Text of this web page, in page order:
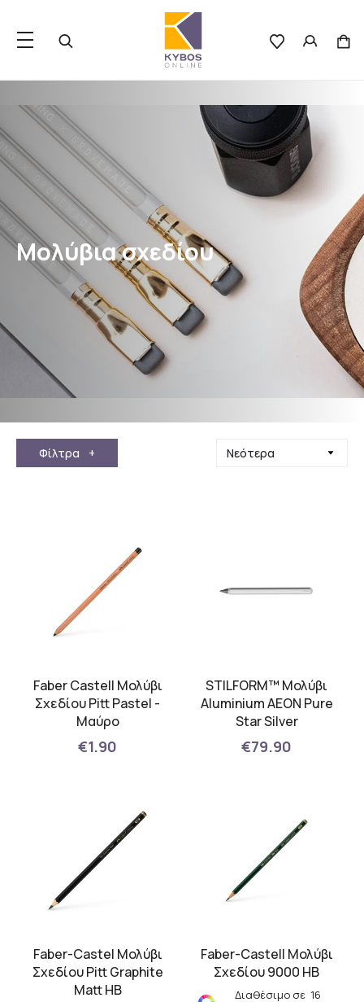
Μολύβια σχεδίου
Φίλτρα +
Faber Castell Μολύβι
Σχεδίου Pitt Pastel -
Μαύρο
€1.90
STILFORM™ Μολύβι
Aluminium AEON Pure
Star Silver
€79.90
Faber-Castel Μολύβι
Σχεδίου Pitt Graphite
Matt HB
Faber-Castell Μολύβι
Σχεδίου 9000 HB
Διαθέσιμο σε 16